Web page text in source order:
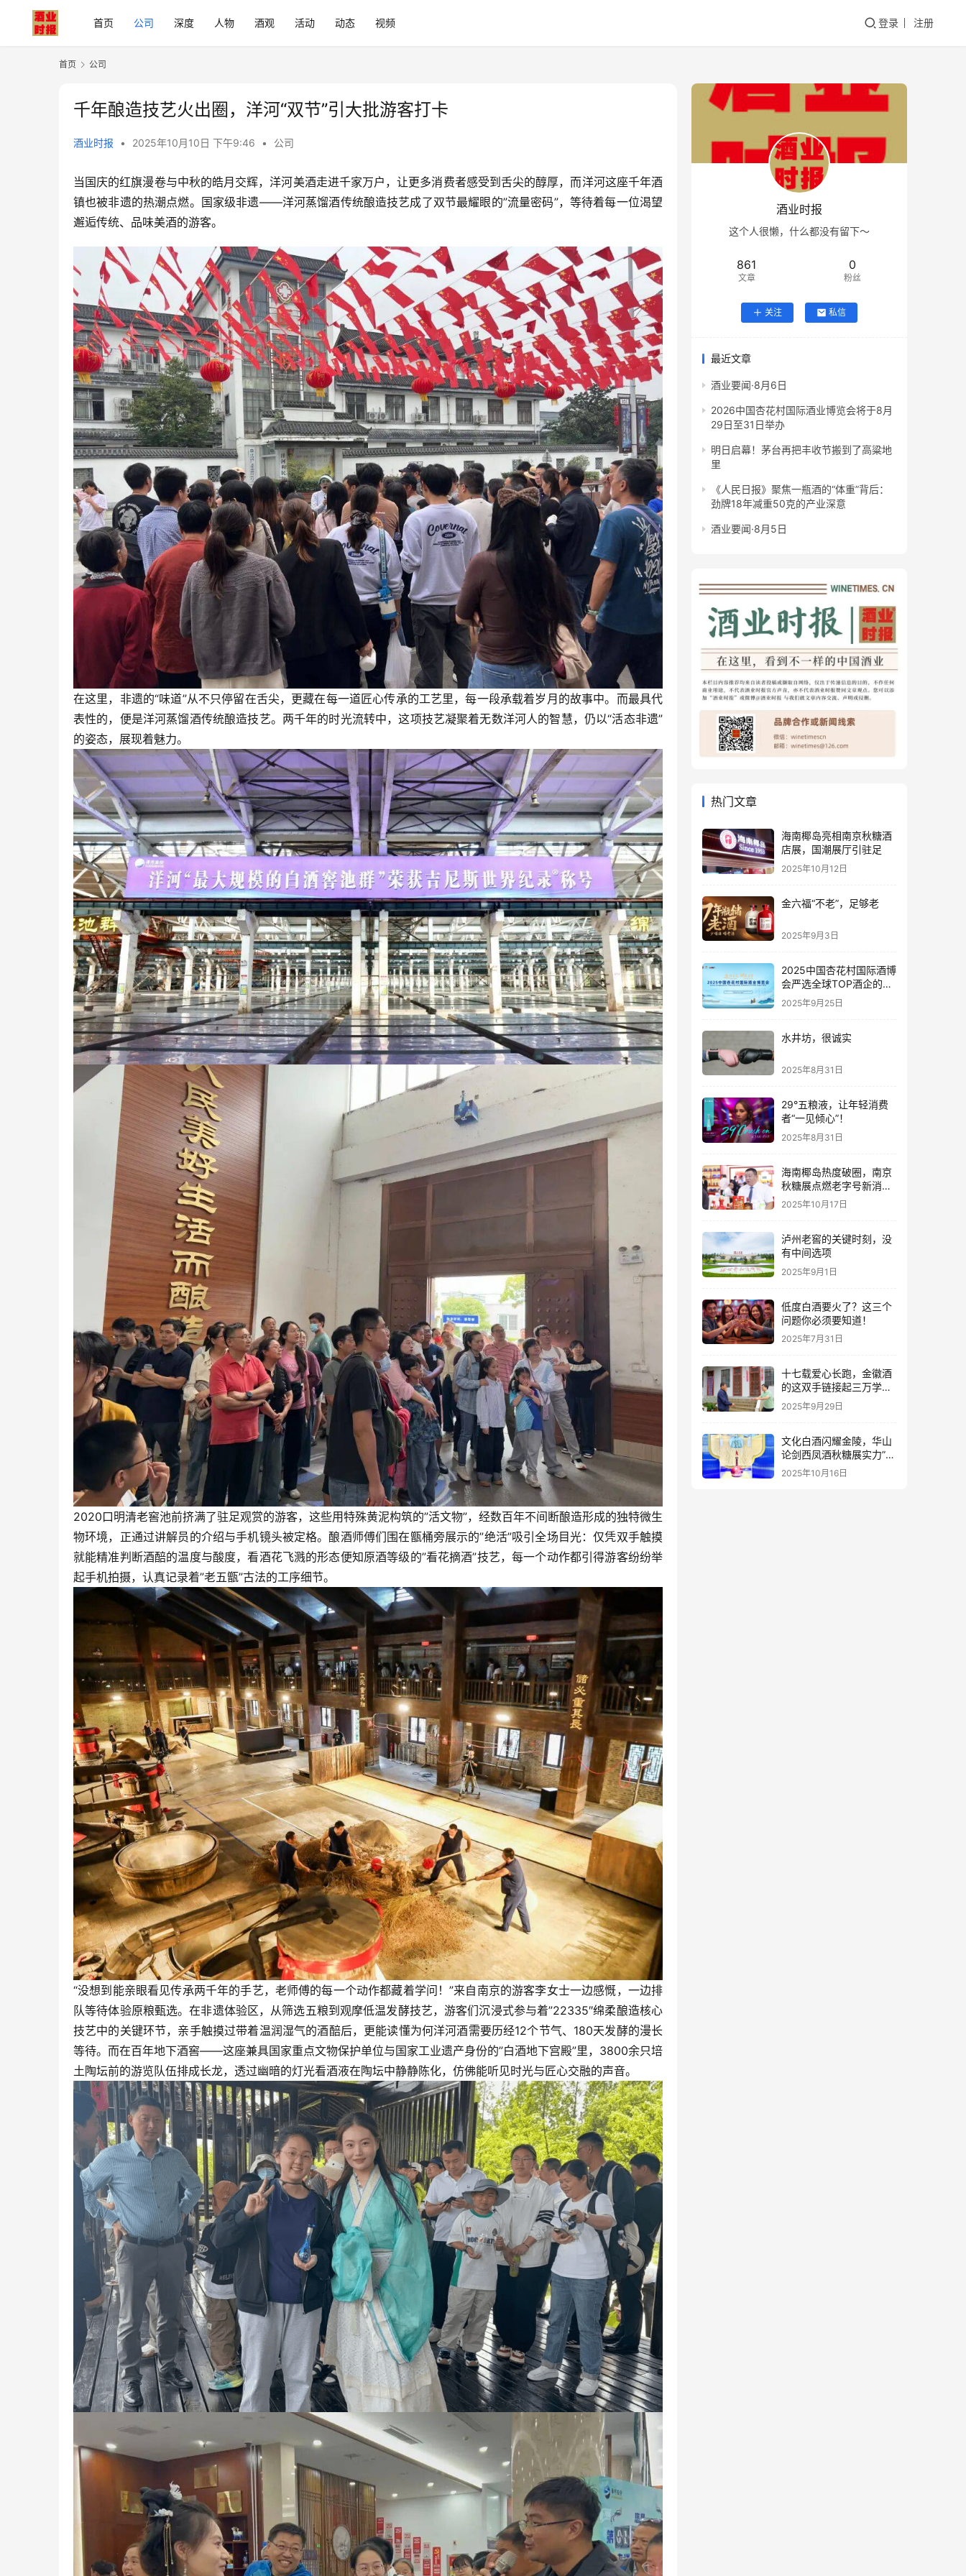
首页 公司 深度 人物 酒观 活动 动态 视频 登录 注册
首页 公司
千年酿造技艺火出圈，洋河“双节”引大批游客打卡
酒业时报 • 2025年10月10日 下午9:46 • 公司
当国庆的红旗漫卷与中秋的皓月交辉，洋河美酒走进千家万户，让更多消费者感受到舌尖的醇厚，而洋河这座千年酒
镇也被非遗的热潮点燃。国家级非遗——洋河蒸馏酒传统酿造技艺成了双节最耀眼的”流量密码”，等待着每一位渴望
邂逅传统、品味美酒的游客。
在这里，非遗的“味道”从不只停留在舌尖，更藏在每一道匠心传承的工艺里，每一段承载着岁月的故事中。而最具代
表性的，便是洋河蒸馏酒传统酿造技艺。两千年的时光流转中，这项技艺凝聚着无数洋河人的智慧，仍以“活态非遗”
的姿态，展现着魅力。
2020口明清老窖池前挤满了驻足观赏的游客，这些用特殊黄泥构筑的”活文物”，经数百年不间断酿造形成的独特微生
物环境，正通过讲解员的介绍与手机镜头被定格。酿酒师傅们围在甑桶旁展示的”绝活”吸引全场目光：仅凭双手触摸
就能精准判断酒醅的温度与酸度，看酒花飞溅的形态便知原酒等级的”看花摘酒”技艺，每一个动作都引得游客纷纷举
起手机拍摄，认真记录着”老五甑”古法的工序细节。
“没想到能亲眼看见传承两千年的手艺，老师傅的每一个动作都藏着学问！”来自南京的游客李女士一边感慨，一边排
队等待体验原粮甄选。在非遗体验区，从筛选五粮到观摩低温发酵技艺，游客们沉浸式参与着”22335″绵柔酿造核心
技艺中的关键环节，亲手触摸过带着温润湿气的酒醅后，更能读懂为何洋河酒需要历经12个节气、180天发酵的漫长
等待。而在百年地下酒窖——这座兼具国家重点文物保护单位与国家工业遗产身份的”白酒地下宫殿”里，3800余只培
土陶坛前的游览队伍排成长龙，透过幽暗的灯光看酒液在陶坛中静静陈化，仿佛能听见时光与匠心交融的声音。
酒业时报
这个人很懒，什么都没有留下～
861
文章
0
粉丝
关注 私信
最近文章
酒业要闻·8月6日
2026中国杏花村国际酒业博览会将于8月
29日至31日举办
明日启幕！茅台再把丰收节搬到了高粱地
里
《人民日报》聚焦一瓶酒的“体重”背后：
劲牌18年减重50克的产业深意
酒业要闻·8月5日
热门文章
海南椰岛亮相南京秋糖酒
店展，国潮展厅引驻足
2025年10月12日
金六福“不老”，足够老
2025年9月3日
2025中国杏花村国际酒博
会严选全球TOP酒企的底
气何在？
2025年9月25日
水井坊，很诚实
2025年8月31日
29°五粮液，让年轻消费
者“一见倾心”！
2025年8月31日
海南椰岛热度破圈，南京
秋糖展点燃老字号新消费
热潮
2025年10月17日
泸州老窖的关键时刻，没
有中间选项
2025年9月1日
低度白酒要火了？这三个
问题你必须要知道！
2025年7月31日
十七载爱心长跑，金徽酒
的这双手链接起三万学子
的人生路
2025年9月29日
文化白酒闪耀金陵，华山
论剑西凤酒秋糖展实力”出
圈”
2025年10月16日